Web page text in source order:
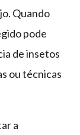
Quando
pode
de insetos
ou técnicas
a